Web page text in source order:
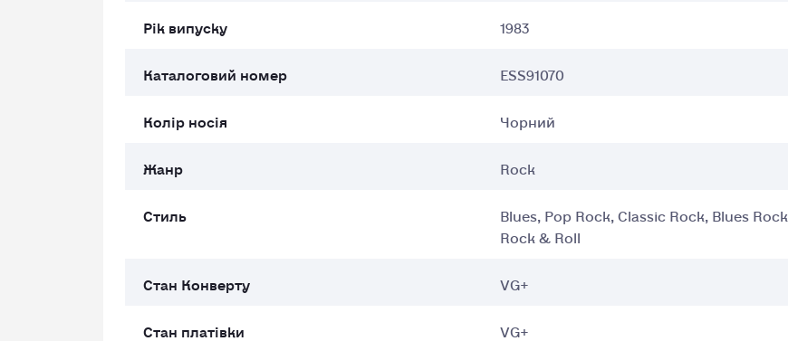
Рік випуску
1983
Каталоговий номер
ESS91070
Колір носія
Чорний
Жанр
Rock
Стиль
Blues, Pop Rock, Classic Rock, Blues Rock,
Rock & Roll
Cтан Конверту
VG+
Стан платівки
VG+